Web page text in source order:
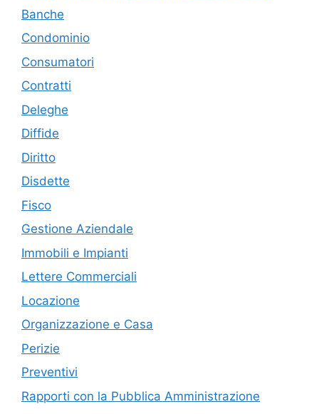
Banche
Condominio
Consumatori
Contratti
Deleghe
Diffide
Diritto
Disdette
Fisco
Gestione Aziendale
Immobili e Impianti
Lettere Commerciali
Locazione
Organizzazione e Casa
Perizie
Preventivi
Rapporti con la Pubblica Amministrazione